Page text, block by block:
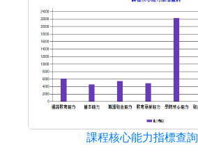
課程核心能力指標查詢